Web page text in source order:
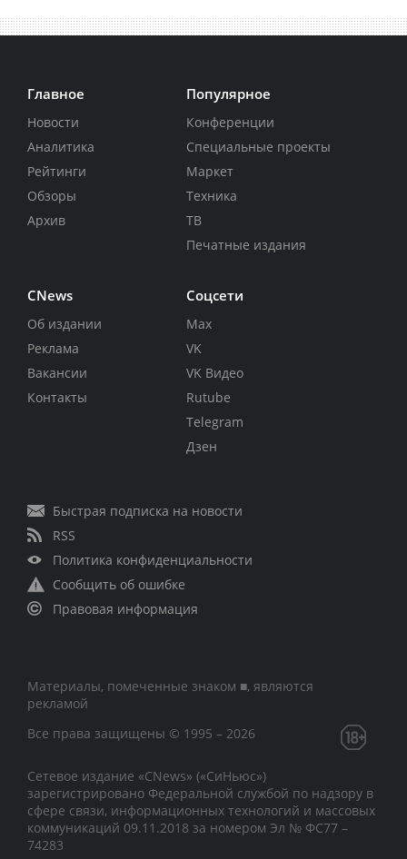
Главное
Новости
Аналитика
Рейтинги
Обзоры
Архив
Популярное
Конференции
Специальные проекты
Маркет
Техника
ТВ
Печатные издания
CNews
Об издании
Реклама
Вакансии
Контакты
Соцсети
Max
VK
VK Видео
Rutube
Telegram
Дзен
Быстрая подписка на новости
RSS
Политика конфиденциальности
Сообщить об ошибке
Правовая информация
Материалы, помеченные знаком ■, являются
рекламой
Все права защищены © 1995 – 2026
Сетевое издание «CNews» («СиНьюс»)
зарегистрировано Федеральной службой по надзору в
сфере связи, информационных технологий и массовых
коммуникаций 09.11.2018 за номером Эл № ФС77 –
74283